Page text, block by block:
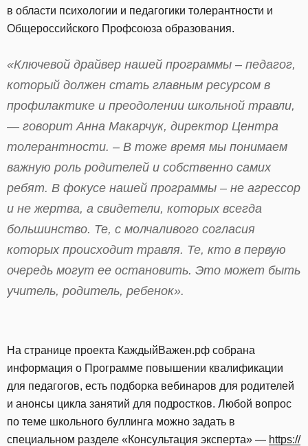
в области психологии и педагогики толерантности и
Общероссийского Профсоюза образования.
«Ключевой драйвер нашей программы – педагог,
который должен стать главным ресурсом в
профилактике и преодолении школьной травли,
— говорит Анна Макарчук, директор Центра
толерантности. – В тоже время мы понимаем
важную роль родителей и собственно самих
ребят. В фокусе нашей программы – не агрессор
и не жертва, а свидетели, которых всегда
большинство. Те, с молчаливого согласия
которых происходит травля. Те, кто в первую
очередь могут ее остановить. Это может быть
учитель, родитель, ребенок».
На странице проекта КаждыйВажен.рф собрана
информация о Программе повышении квалификации
для педагогов, есть подборка вебинаров для родителей
и анонсы цикла занятий для подростков. Любой вопрос
по теме школьного буллинга можно задать в
специальном разделе «Консультация эксперта» — https://